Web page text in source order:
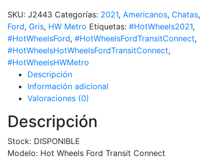
SKU: J2443 Categorías: 2021, Americanos, Chatas,
Ford, Gris, HW Metro Etiquetas: #HotWheels2021,
#HotWheelsFord, #HotWheelsFordTransitConnect,
#HotWheelsHotWheelsFordTransitConnect,
#HotWheelsHWMetro
Descripción
Información adicional
Valoraciones (0)
Descripción
Stock: DISPONIBLE
Modelo: Hot Wheels Ford Transit Connect